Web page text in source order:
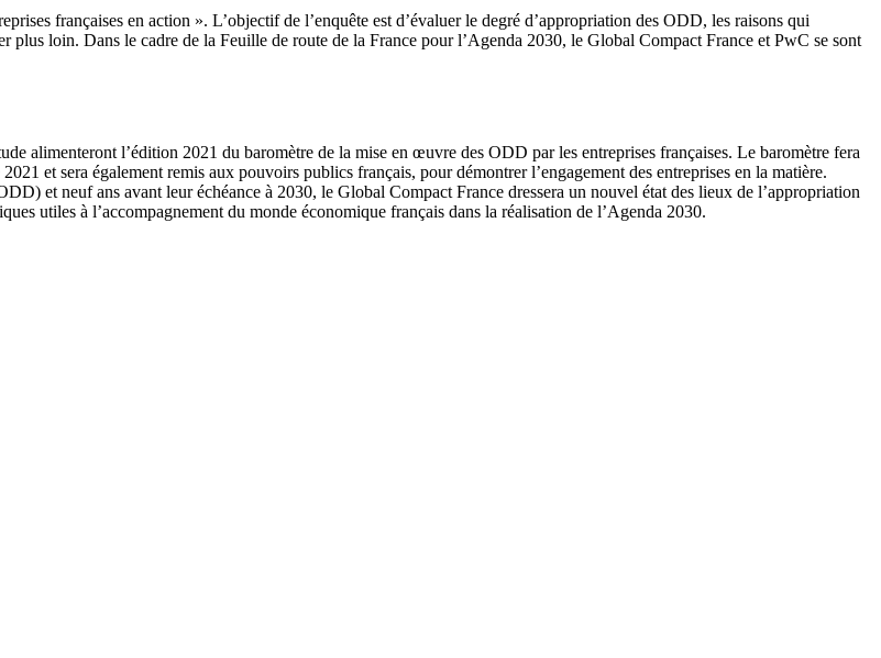
françaises en action ». L’objectif de l’enquête est d’évaluer le degré d’appropriation des ODD, les raisons qui
plus loin. Dans le cadre de la Feuille de route de la France pour l’Agenda 2030, le Global Compact France et PwC se sont
alimenteront l’édition 2021 du baromètre de la mise en œuvre des ODD par les entreprises françaises. Le baromètre fera
et sera également remis aux pouvoirs publics français, pour démontrer l’engagement des entreprises en la matière.
et neuf ans avant leur échéance à 2030, le Global Compact France dressera un nouvel état des lieux de l’appropriation
utiles à l’accompagnement du monde économique français dans la réalisation de l’Agenda 2030.